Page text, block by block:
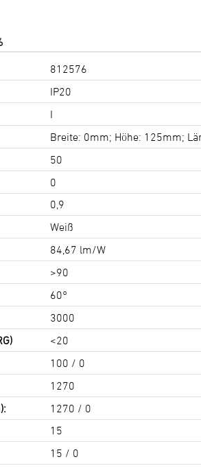
812576
IP20
I
Breite: 0mm; Höhe: 125mm;
50
0
0,9
Weiß
84,67 lm/W
>90
60°
3000
<20
100 / 0
1270
1270 / 0
15
15 / 0